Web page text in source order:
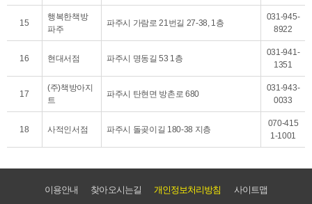
15
행복한책방
파주
파주시 가람로 21번길 27-38, 1층
031-945-
8922
16 현대서점 파주시 명동길 53 1층
031-941-
1351
17
(주)책방아지
트
파주시 탄현면 방촌로 680
031-943-
0033
18 사적인서점 파주시 돌곶이길 180-38 지층
070-415
1-1001
이용안내 찾아오시는길 개인정보처리방침 사이트맵